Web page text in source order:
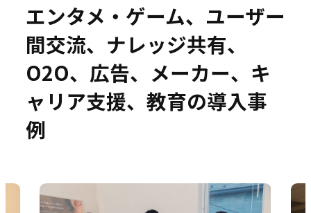
事例
セミナー
エンタメ・ゲーム、ユーザー
間交流、ナレッジ共有、
O2O、広告、メーカー、キ
ャリア支援、教育の導入事
例